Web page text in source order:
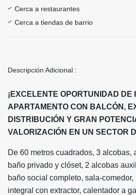
Cerca a restaurantes
Cerca a tiendas de barrio
Descripción Adicional :
¡EXCELENTE OPORTUNIDAD DE
APARTAMENTO CON BALCÓN,
DISTRIBUCIÓN Y GRAN
VALORIZACIÓN EN UN SECTOR
De 60 metros cuadrados, 3 alcobas,
baño privado y clóset, 2 alcobas
baño social completo, sala-
integral con extractor, calentador a